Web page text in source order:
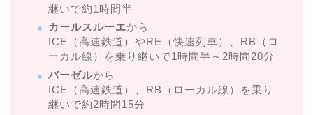
継いで約1時間半
カールスルーエから
ICE（高速鉄道）やRE（快速列車）、RB（ロ
ーカル線）を乗り継いで1時間半～2時間20分
バーゼルから
ICE（高速鉄道）、RB（ローカル線）を乗り
継いで約2時間15分